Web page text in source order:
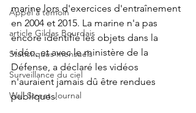
Appel à témoin
article Gildas Bourdais
Statistiques mensuels
Surveillance du ciel
Wall Street Journal
marine lors d'exercices d'entraînement
en 2004 et 2015. La marine n'a pas
encore identifié les objets dans la
vidéo, et avec le ministère de la
Défense, a déclaré les vidéos
n'auraient jamais dû être rendues
publiques.